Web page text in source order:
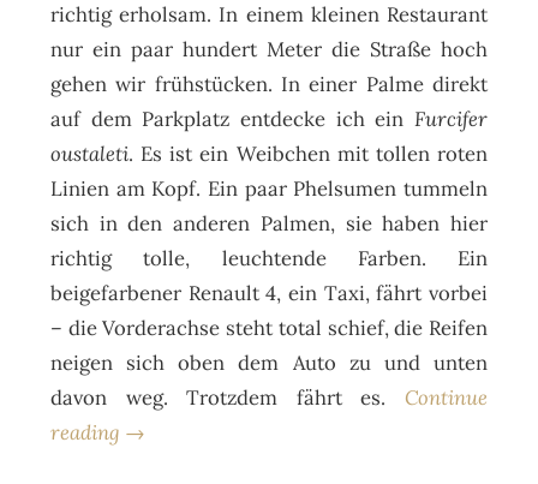
richtig erholsam. In einem kleinen Restaurant
nur ein paar hundert Meter die Straße hoch
gehen wir frühstücken. In einer Palme direkt
auf dem Parkplatz entdecke ich ein Furcifer
oustaleti. Es ist ein Weibchen mit tollen roten
Linien am Kopf. Ein paar Phelsumen tummeln
sich in den anderen Palmen, sie haben hier
richtig tolle, leuchtende Farben. Ein
beigefarbener Renault 4, ein Taxi, fährt vorbei
– die Vorderachse steht total schief, die Reifen
neigen sich oben dem Auto zu und unten
davon weg. Trotzdem fährt es. Continue
reading →